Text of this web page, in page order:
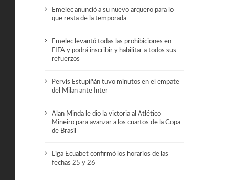
Emelec anunció a su nuevo arquero para lo
que resta de la temporada
Emelec levantó todas las prohibiciones en
FIFA y podrá inscribir y habilitar a todos sus
refuerzos
Pervis Estupiñán tuvo minutos en el empate
del Milan ante Inter
Alan Minda le dio la victoria al Atlético
Mineiro para avanzar a los cuartos de la Copa
de Brasil
Liga Ecuabet confirmó los horarios de las
fechas 25 y 26